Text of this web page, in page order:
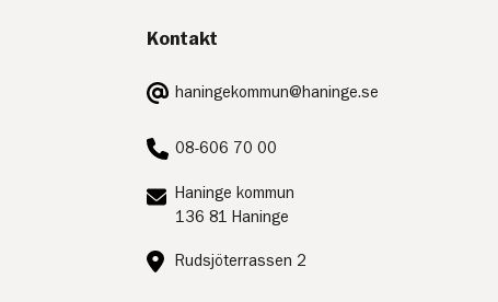
Kontakt
E-
post:
haningekommun@haninge.se
Telefon:
08-606 70 00
Postadress:
Haninge kommun
136 81 Haninge
Besöksadress:
Rudsjöterrassen 2